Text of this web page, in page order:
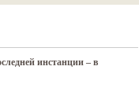
инстанции – в